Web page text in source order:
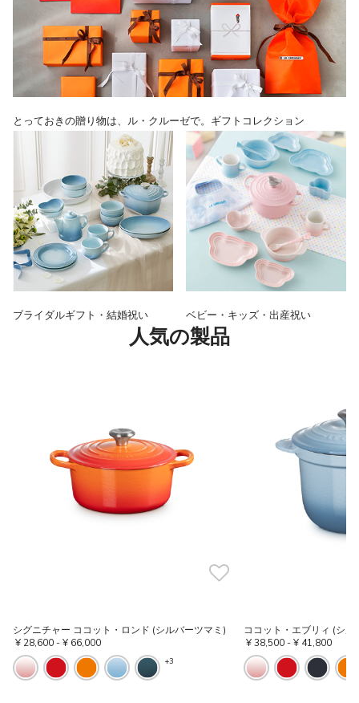
とっておきの贈り物は、ル・クルーゼで。ギフトコレクション
ブライダルギフト・結婚祝い ベビー・キッズ・出産祝い
人気の製品
シグニチャー ココット・ロンド (シルバーツマミ)
¥ 28,600-¥ 66,000
+3
ココット・エブリィ (シル
¥ 38,500-¥ 41,800